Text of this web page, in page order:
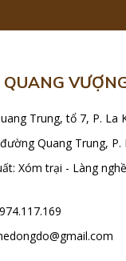
Trung, tổ 7, P. La
Quang Trung,
Xóm trại - Làng